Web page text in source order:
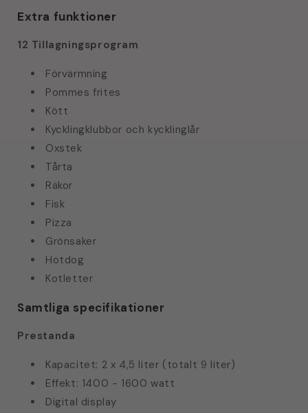
Extra funktioner
12 Tillagningsprogram
Förvärmning
Pommes frites
Kött
Kycklingklubbor och kycklinglår
Oxstek
Tårta
Räkor
Fisk
Pizza
Grönsaker
Hotdog
Kotletter
Samtliga specifikationer
Prestanda
Kapacitet: 2 x 4,5 liter (totalt 9 liter)
Effekt: 1400 - 1600 watt
Digital display